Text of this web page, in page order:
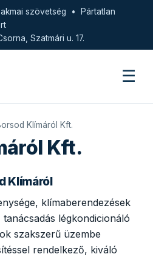
szövetség • Pártatlan
Szatmári u. 17.
☰
Klímáról Kft.
Kft.
Klímáról
klímaberendezések
légkondicionáló
szakszerű üzembe
rendelkező, kiváló